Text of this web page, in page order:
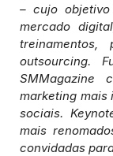
– cujo
mercado
treinamentos,
outsourcing.
SMMagazine
marketing mais
sociais.
mais
convidadas